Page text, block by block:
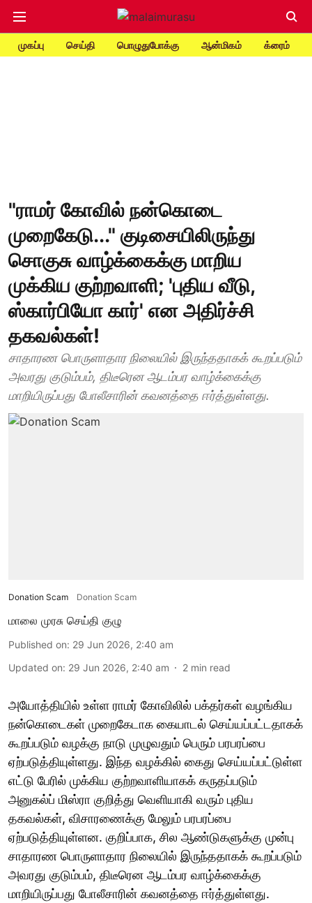
முகப்பு செய்தி பொழுதுபோக்கு ஆன்மிகம் க்ரைம்
"ராமர் கோவில் நன்கொடை
முறைகேடு..." குடிசையிலிருந்து
சொகுசு வாழ்க்கைக்கு மாறிய
முக்கிய குற்றவாளி; 'புதிய வீடு,
ஸ்கார்பியோ கார்' என அதிர்ச்சி
தகவல்கள்!
சாதாரண பொருளாதார நிலையில் இருந்ததாகக் கூறப்படும்
அவரது குடும்பம், திடீரென ஆடம்பர வாழ்க்கைக்கு
மாறியிருப்பது போலீசாரின் கவனத்தை ஈர்த்துள்ளது.
Donation Scam Donation Scam
மாலை முரசு செய்தி குழு
Published on: 29 Jun 2026, 2:40 am
Updated on: 29 Jun 2026, 2:40 am 2 min read
அயோத்தியில் உள்ள ராமர் கோவிலில் பக்தர்கள் வழங்கிய
நன்கொடைகள் முறைகேடாக கையாடல் செய்யப்பட்டதாகக்
கூறப்படும் வழக்கு நாடு முழுவதும் பெரும் பரபரப்பை
ஏற்படுத்தியுள்ளது. இந்த வழக்கில் கைது செய்யப்பட்டுள்ள
எட்டு பேரில் முக்கிய குற்றவாளியாகக் கருதப்படும்
அனுகல்ப் மிஸ்ரா குறித்து வெளியாகி வரும் புதிய
தகவல்கள், விசாரணைக்கு மேலும் பரபரப்பை
ஏற்படுத்தியுள்ளன. குறிப்பாக, சில ஆண்டுகளுக்கு முன்பு
சாதாரண பொருளாதார நிலையில் இருந்ததாகக் கூறப்படும்
அவரது குடும்பம், திடீரென ஆடம்பர வாழ்க்கைக்கு
மாறியிருப்பது போலீசாரின் கவனத்தை ஈர்த்துள்ளது.